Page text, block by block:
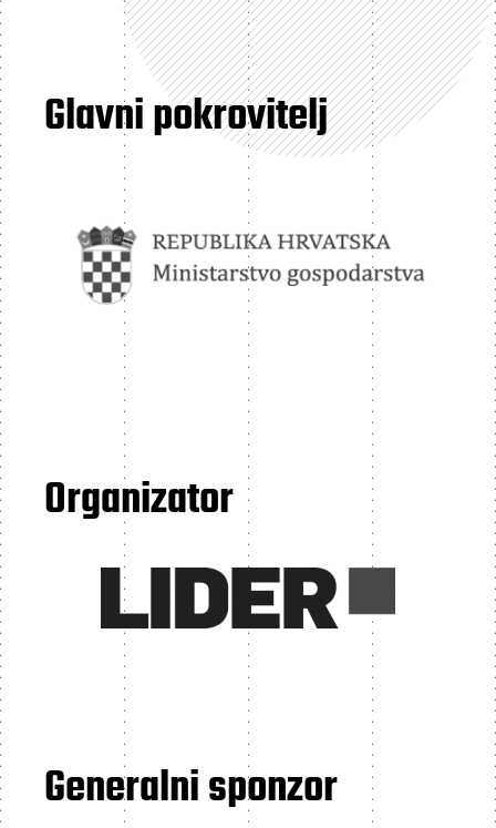
Glavni pokrovitelj
Organizator
Generalni sponzor